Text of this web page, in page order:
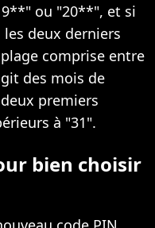
ou "20**", et si
deux derniers
comprise entre
des mois de
premiers
à "31".
bien choisir